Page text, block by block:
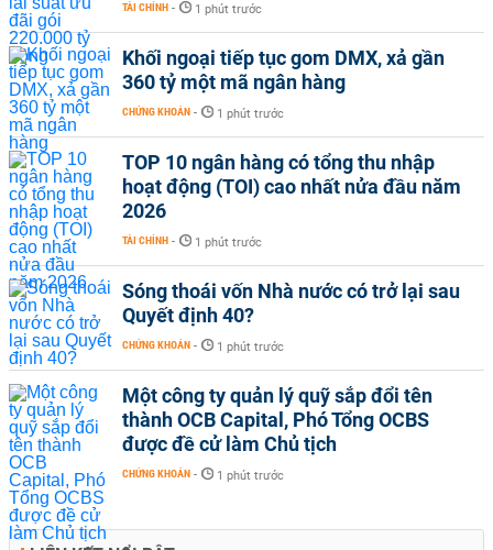
TÀI CHÍNH - 1 phút trước
Khối ngoại tiếp tục gom DMX, xả gần
360 tỷ một mã ngân hàng
CHỨNG KHOÁN - 1 phút trước
TOP 10 ngân hàng có tổng thu nhập
hoạt động (TOI) cao nhất nửa đầu năm
2026
TÀI CHÍNH - 1 phút trước
Sóng thoái vốn Nhà nước có trở lại sau
Quyết định 40?
CHỨNG KHOÁN - 1 phút trước
Một công ty quản lý quỹ sắp đổi tên
thành OCB Capital, Phó Tổng OCBS
được đề cử làm Chủ tịch
CHỨNG KHOÁN - 1 phút trước